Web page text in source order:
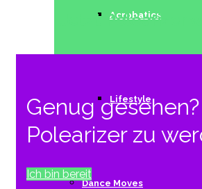
Acrobatics
Lifestyle
Dance Moves
Jetzt Polearizer
Genug
Polearizer zu
Ich bin bereit